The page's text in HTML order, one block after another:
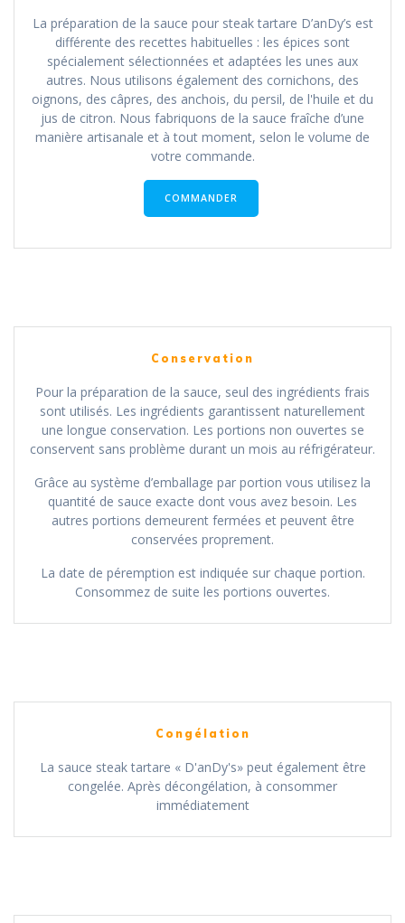
La préparation de la sauce pour steak tartare D’anDy’s est
différente des recettes habituelles : les épices sont
spécialement sélectionnées et adaptées les unes aux
autres. Nous utilisons également des cornichons, des
oignons, des câpres, des anchois, du persil, de l'huile et du
jus de citron. Nous fabriquons de la sauce fraîche d’une
manière artisanale et à tout moment, selon le volume de
votre commande.
COMMANDER
Conservation
Pour la préparation de la sauce, seul des ingrédients frais
sont utilisés. Les ingrédients garantissent naturellement
une longue conservation. Les portions non ouvertes se
conservent sans problème durant un mois au réfrigérateur.
Grâce au système d’emballage par portion vous utilisez la
quantité de sauce exacte dont vous avez besoin. Les
autres portions demeurent fermées et peuvent être
conservées proprement.
La date de péremption est indiquée sur chaque portion.
Consommez de suite les portions ouvertes.
Congélation
La sauce steak tartare « D'anDy's» peut également être
congelée. Après décongélation, à consommer
immédiatement